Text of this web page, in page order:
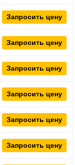
Запросить цену
Запросить цену
Запросить цену
Запросить цену
Запросить цену
Запросить цену